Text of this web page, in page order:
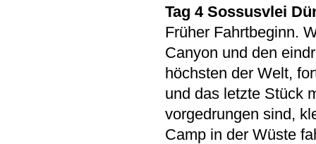
Tag 4 Sossusvlei
Früher Fahrtbeginn.
Canyon und den
höchsten der Welt,
und das letzte Stück
vorgedrungen sind,
Camp in der Wüste